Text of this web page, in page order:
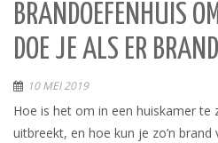
BRANDOEFENHUIS
DOE JE ALS ER
10 MEI 2019
Hoe is het om in een huiskamer te
uitbreekt, en hoe kun je zo’n